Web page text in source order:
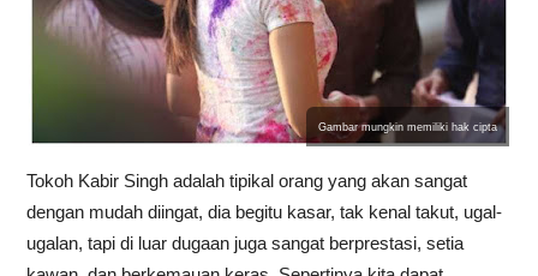
Gambar mungkin memiliki hak cipta
Tokoh Kabir Singh adalah tipikal orang yang akan sangat
dengan mudah diingat, dia begitu kasar, tak kenal takut, ugal-
ugalan, tapi di luar dugaan juga sangat berprestasi, setia